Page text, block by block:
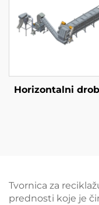
Horizontalni
Tvornica za
prednosti koje je